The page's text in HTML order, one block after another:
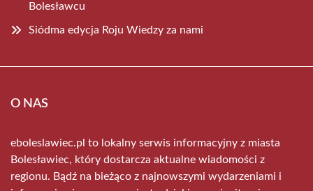
Bolesławcu
Siódma edycja Roju Wiedzy za nami
O NAS
eboleslawiec.pl to lokalny serwis informacyjny z miasta
Bolesławiec, który dostarcza aktualne wiadomości z
regionu. Bądź na bieżąco z najnowszymi wydarzeniami i